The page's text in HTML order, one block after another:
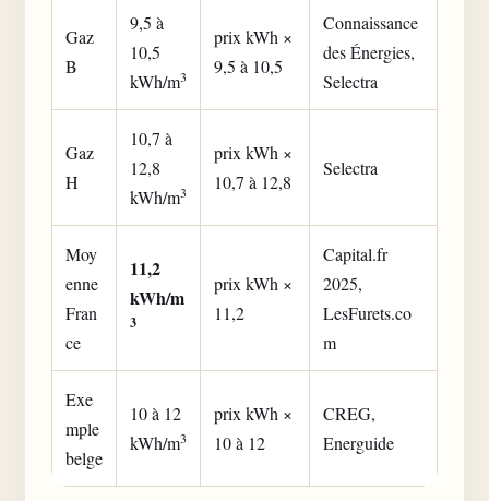
Gaz
B
9,5 à
10,5
kWh/m3
prix kWh ×
9,5 à 10,5
Connaissance
des Énergies,
Selectra
Gaz
H
10,7 à
12,8
kWh/m3
prix kWh ×
10,7 à 12,8
Selectra
Moy
enne
Fran
ce
11,2
kWh/m
3
prix kWh ×
11,2
Capital.fr
2025,
LesFurets.co
m
Exe
mple
belge
10 à 12
kWh/m3
prix kWh ×
10 à 12
CREG,
Energuide